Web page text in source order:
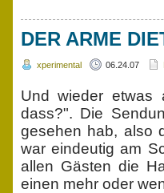
DER ARME
xperimental 06.24.07
Und wieder etwas
dass?". Die
gesehen hab, also
war eindeutig am
allen Gästen die
einen mehr oder